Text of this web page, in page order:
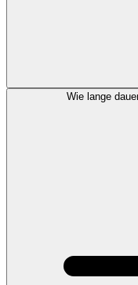
Wie lange